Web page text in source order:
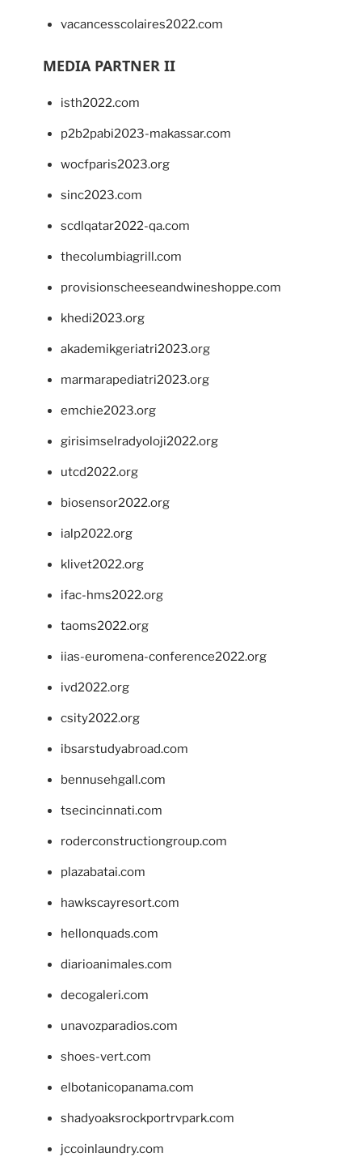
vacancesscolaires2022.com
MEDIA PARTNER II
isth2022.com
p2b2pabi2023-makassar.com
wocfparis2023.org
sinc2023.com
scdlqatar2022-qa.com
thecolumbiagrill.com
provisionscheeseandwineshoppe.com
khedi2023.org
akademikgeriatri2023.org
marmarapediatri2023.org
emchie2023.org
girisimselradyoloji2022.org
utcd2022.org
biosensor2022.org
ialp2022.org
klivet2022.org
ifac-hms2022.org
taoms2022.org
iias-euromena-conference2022.org
ivd2022.org
csity2022.org
ibsarstudyabroad.com
bennusehgall.com
tsecincinnati.com
roderconstructiongroup.com
plazabatai.com
hawkscayresort.com
hellonquads.com
diarioanimales.com
decogaleri.com
unavozparadios.com
shoes-vert.com
elbotanicopanama.com
shadyoaksrockportrvpark.com
jccoinlaundry.com